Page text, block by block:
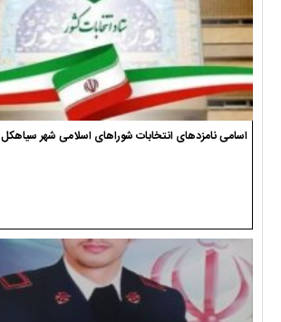
اسامی نامزدهای انتخابات شوراهای اسلامی شهر سیاهکل